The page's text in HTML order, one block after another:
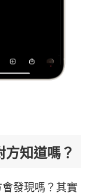
知道嗎？
發現嗎？其實